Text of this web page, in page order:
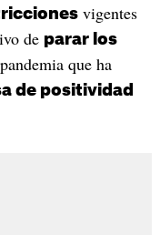
vigentes
de parar los
que ha
de positividad